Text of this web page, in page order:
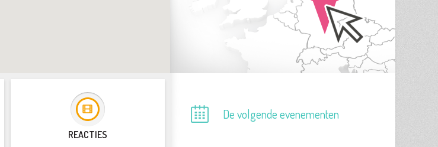
REACTIES
De volgende evenementen